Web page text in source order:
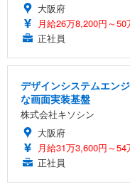
大阪府
月給26万8,200円～50
正社員
デザインシステムエン
な画面実装基盤
株式会社キソシン
大阪府
月給31万3,600円～54
正社員